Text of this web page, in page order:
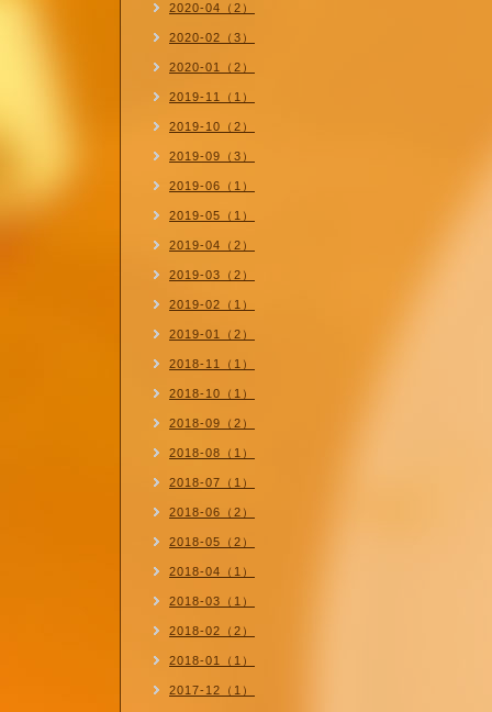
2020-04（2）
2020-02（3）
2020-01（2）
2019-11（1）
2019-10（2）
2019-09（3）
2019-06（1）
2019-05（1）
2019-04（2）
2019-03（2）
2019-02（1）
2019-01（2）
2018-11（1）
2018-10（1）
2018-09（2）
2018-08（1）
2018-07（1）
2018-06（2）
2018-05（2）
2018-04（1）
2018-03（1）
2018-02（2）
2018-01（1）
2017-12（1）